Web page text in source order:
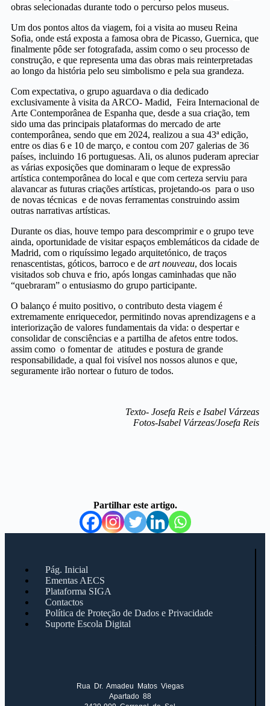
obras selecionadas durante todo o percurso pelos museus.
Um dos pontos altos da viagem, foi a visita ao museu Reina
Sofia, onde está exposta a famosa obra de Picasso, Guernica, que
finalmente pôde ser fotografada, assim como o seu processo de
construção, e que representa uma das obras mais reinterpretadas
ao longo da história pelo seu simbolismo e pela sua grandeza.
Com expectativa, o grupo aguardava o dia dedicado
exclusivamente à visita da ARCO- Madid, Feira Internacional de
Arte Contemporânea de Espanha que, desde a sua criação, tem
sido uma das principais plataformas do mercado de arte
contemporânea, sendo que em 2024, realizou a sua 43ª edição,
entre os dias 6 e 10 de março, e contou com 207 galerias de 36
países, incluindo 16 portuguesas. Ali, os alunos puderam apreciar
as várias exposições que dominaram o leque de expressão
artística contemporânea do local e que com certeza serviu para
alavancar as futuras criações artísticas, projetando-os para o uso
de novas técnicas e de novas ferramentas construindo assim
outras narrativas artísticas.
Durante os dias, houve tempo para descomprimir e o grupo teve
ainda, oportunidade de visitar espaços emblemáticos da cidade de
Madrid, com o riquíssimo legado arquitetónico, de traços
renascentistas, góticos, barroco e de art nouveau, dos locais
visitados sob chuva e frio, após longas caminhadas que não
“quebraram” o entusiasmo do grupo participante.
O balanço é muito positivo, o contributo desta viagem é
extremamente enriquecedor, permitindo novas aprendizagens e a
interiorização de valores fundamentais da vida: o despertar e
consolidar de consciências e a partilha de afetos entre todos.
assim como o fomentar de atitudes e postura de grande
responsabilidade, a qual foi visível nos nossos alunos e que,
seguramente irão nortear o futuro de todos.
Texto- Josefa Reis e Isabel Várzeas
Fotos-Isabel Várzeas/Josefa Reis
Partilhar este artigo.
Pág. Inicial
Ementas AECS
Plataforma SIGA
Contactos
Política de Proteção de Dados e Privacidade
Suporte Escola Digital
Rua Dr. Amadeu Matos Viegas
Apartado 88